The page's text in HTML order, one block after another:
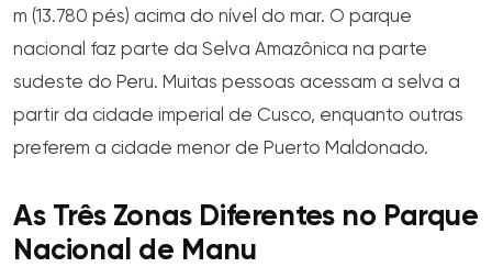
m (13.780 pés) acima do nível do mar. O parque
nacional faz parte da Selva Amazônica na parte
sudeste do Peru. Muitas pessoas acessam a selva a
partir da cidade imperial de Cusco, enquanto outras
preferem a cidade menor de Puerto Maldonado.
As Três Zonas Diferentes no Parque
Nacional de Manu